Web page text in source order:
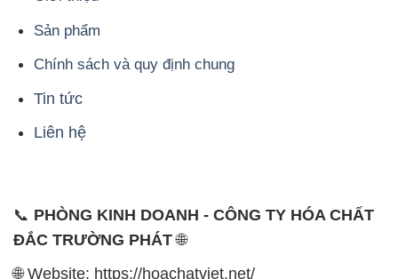
Liên hệ
📞
PHÒNG KINH DOANH - CÔNG TY HÓA CHẤT
ĐẮC TRƯỜNG PHÁT
- 028.3756.1835 - 028.3756.1840 - 028.3756.1841-